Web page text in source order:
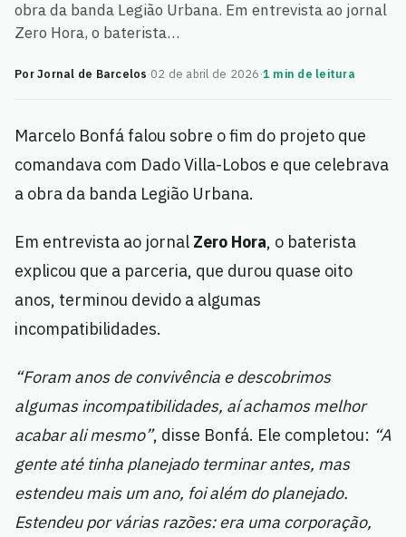
obra da banda Legião Urbana. Em entrevista ao jornal
Zero Hora, o baterista…
Por Jornal de Barcelos·02 de abril de 2026·1 min de leitura
Marcelo Bonfá falou sobre o fim do projeto que
comandava com Dado Villa-Lobos e que celebrava
a obra da banda Legião Urbana.
Em entrevista ao jornal Zero Hora, o baterista
explicou que a parceria, que durou quase oito
anos, terminou devido a algumas
incompatibilidades.
“Foram anos de convivência e descobrimos
algumas incompatibilidades, aí achamos melhor
acabar ali mesmo”, disse Bonfá. Ele completou: “A
gente até tinha planejado terminar antes, mas
estendeu mais um ano, foi além do planejado.
Estendeu por várias razões: era uma corporação,